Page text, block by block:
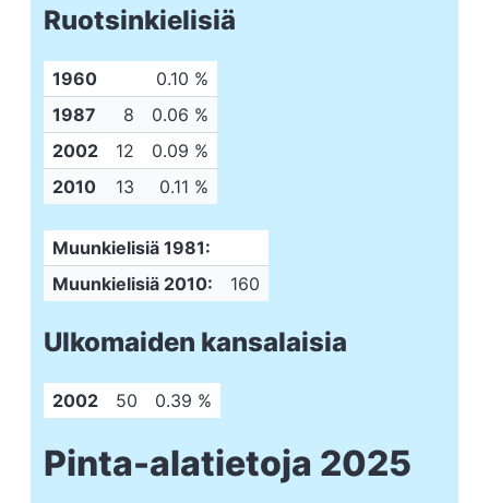
Ruotsinkielisiä
1960
0.10 %
1987
8
0.06 %
2002
12
0.09 %
2010
13 0.11 %
Muunkielisiä 1981:
Muunkielisiä 2010:
160
Ulkomaiden kansalaisia
2002 50 0.39 %
Pinta-alatietoja 2025